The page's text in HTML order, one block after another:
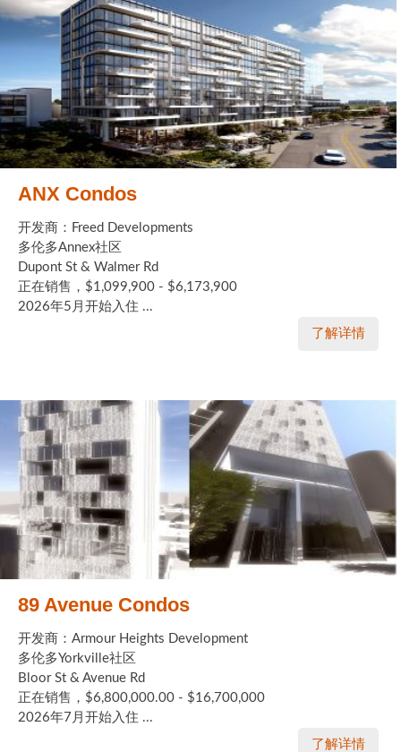
ANX Condos
开发商：Freed Developments
多伦多Annex社区
Dupont St & Walmer Rd
正在销售，$1,099,900 - $6,173,900
2026年5月开始入住 ...
了解详情
89 Avenue Condos
开发商：Armour Heights Development
多伦多Yorkville社区
Bloor St & Avenue Rd
正在销售，$6,800,000.00 - $16,700,000
2026年7月开始入住 ...
了解详情